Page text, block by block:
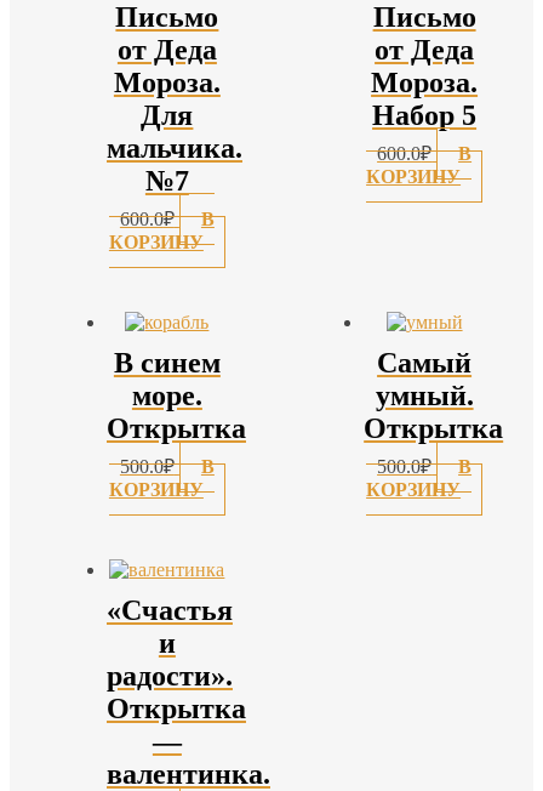
Письмо
от Деда
Мороза.
Для
мальчика.
№7
600.0₽
В
КОРЗИНУ
Письмо
от Деда
Мороза.
Набор 5
600.0₽
В
КОРЗИНУ
В синем
море.
Открытка
500.0₽
В
КОРЗИНУ
Самый
умный.
Открытка
500.0₽
В
КОРЗИНУ
«Счастья
и
радости».
Открытка
—
валентинка.